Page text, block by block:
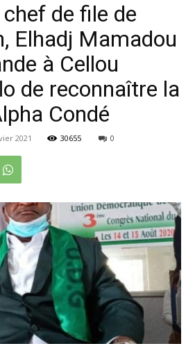
de file de
Elhadj Mamadou
à Cellou
de reconnaître la
Condé
2021 30655 0